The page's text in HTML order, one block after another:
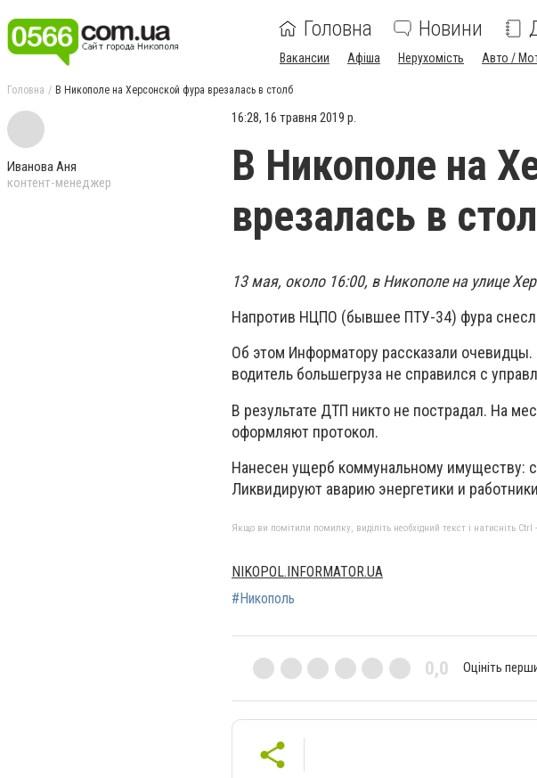
Головна Новини
Вакансии Афіша Нерухомість Авто /
Головна В Никополе на Херсонской фура врезалась в столб
Иванова Аня
контент-менеджер
16:28, 16 травня 2019 р.
В Никополе на
врезалась в
13 мая, около 16:00, в Никополе на улице
Напротив НЦПО (бывшее ПТУ-34) фура
Об этом Информатору рассказали
водитель большегруза не справился с
В результате ДТП никто не пострадал. На
оформляют протокол.
Нанесен ущерб коммунальному имуществу:
Ликвидируют аварию энергетики и
Якщо ви помітили помилку, виділіть необхідний текст і натисніть
NIKOPOL.INFORMATOR.UA
#Никополь
0,0 Оцініть